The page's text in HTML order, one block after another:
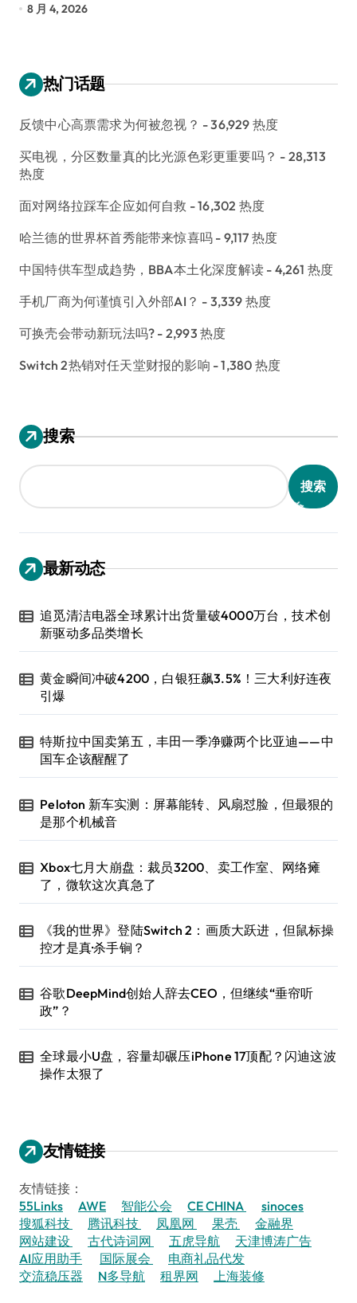
8 月 4, 2026
热门话题
反馈中心高票需求为何被忽视？ - 36,929 热度
买电视，分区数量真的比光源色彩更重要吗？ - 28,313
热度
面对网络拉踩车企应如何自救 - 16,302 热度
哈兰德的世界杯首秀能带来惊喜吗 - 9,117 热度
中国特供车型成趋势，BBA本土化深度解读 - 4,261 热度
手机厂商为何谨慎引入外部AI？ - 3,339 热度
可换壳会带动新玩法吗? - 2,993 热度
Switch 2热销对任天堂财报的影响 - 1,380 热度
搜索
搜索
最新动态
追觅清洁电器全球累计出货量破4000万台，技术创
新驱动多品类增长
黄金瞬间冲破4200，白银狂飙3.5%！三大利好连夜
引爆
特斯拉中国卖第五，丰田一季净赚两个比亚迪——中
国车企该醒醒了
Peloton 新车实测：屏幕能转、风扇怼脸，但最狠的
是那个机械音
Xbox七月大崩盘：裁员3200、卖工作室、网络瘫
了，微软这次真急了
《我的世界》登陆Switch 2：画质大跃进，但鼠标操
控才是真·杀手锏？
谷歌DeepMind创始人辞去CEO，但继续“垂帘听
政”？
全球最小U盘，容量却碾压iPhone 17顶配？闪迪这波
操作太狠了
友情链接
友情链接：
55Links
AWE 智能公会 CE CHINA
sinoces
搜狐科技
腾讯科技 凤凰网 果壳
金融界
网站建设
古代诗词网 五虎导航
天津博涛广告
AI应用助手
国际展会
电商礼品代发
交流稳压器
N多导航 租界网 上海装修